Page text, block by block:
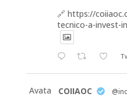
🔗 https://
tecnico-a-invest-
Avata
COIIAOC